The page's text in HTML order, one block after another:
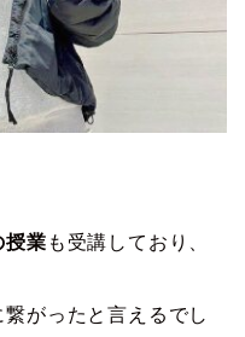
授業 も受講しており、
がったと言えるでし